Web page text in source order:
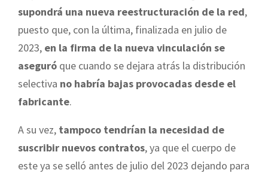
supondrá una nueva reestructuración de la red,
puesto que, con la última, finalizada en julio de
2023, en la firma de la nueva vinculación se
aseguró que cuando se dejara atrás la distribución
selectiva no habría bajas provocadas desde el
fabricante.
A su vez, tampoco tendrían la necesidad de
suscribir nuevos contratos, ya que el cuerpo de
este ya se selló antes de julio del 2023 dejando para